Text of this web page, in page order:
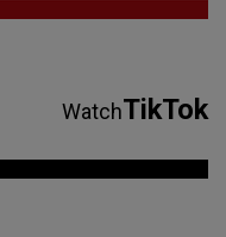
WatchTikTok